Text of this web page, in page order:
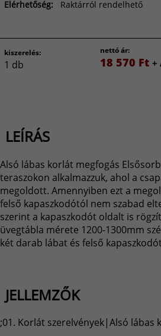
Elérhetőség:
Raktárról rendelhető
kiszerelés:
1 db
nettó ár:
18 570 Ft +
LEÍRÁS
Alsó lábas korlát megfogás
teraszokon alkalmazzuk, ahol a
megoldott. Amennyiben ezt a
felső kapaszkodótól nem szabad
szerint a kapaszkodót oldalt is
üvegtábla mérete 1200-1300mm
két darab lábat és felső
JELLEMZŐK
;01. Korlát szerelvények|Alsó lábas